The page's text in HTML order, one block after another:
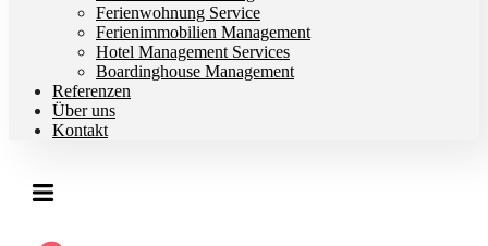
Ferienwohnung Service
Ferienimmobilien Management
Hotel Management Services
Boardinghouse Management
Referenzen
Über uns
Kontakt